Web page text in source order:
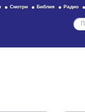
Смотри Библия Радио